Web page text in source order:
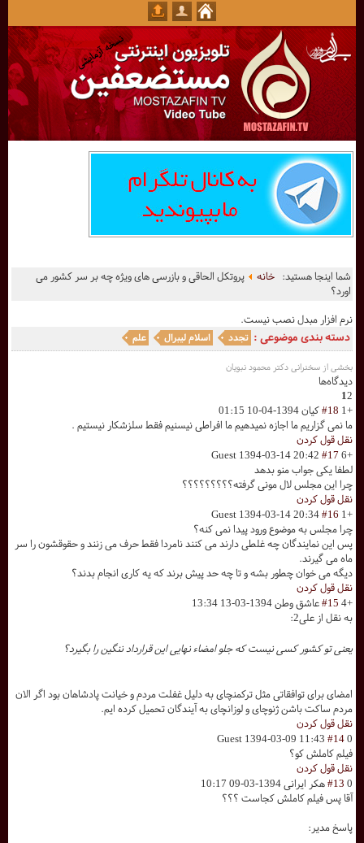
شما اینجا هستید:خانه
پروتکل الحاقی و بازرسی های ویژه چه بر سر کشور می
اورد؟
نرم افزار مبدل نصب نیست.
دسته بندی موضوعی : تجدد اسلام لیبرال علم
بخشی از سخنرانی دکتر محمود نبویان
دیدگاه‌ها
12
+1
#18کیان1394-04-10 01:15
ما نمی گزاریم ما اجازه نمیدهیم ما افراطی نیسنیم فقط سلزشکار نیستیم .
نقل قول کردن
+6
#17
Guest 1394-03-14 20:42
لطفا یکی جواب منو بدهد
چرا این مجلس لال مونی گرفته؟؟؟؟؟؟؟؟؟
نقل قول کردن
+1
#16
Guest 1394-03-14 20:34
چرا مجلس به موضوع ورود پیدا نمی کنه؟
پس این نمایندگان چه غلطی دارند می کنند نامردا فقط حرف می زنند و حقوقشون را سر
ماه می گیرند.
دیگه می خوان چطور بشه و تا چه حد پیش برند که یه کاری انجام بدند؟
نقل قول کردن
+4
#15عاشق وطن1394-03-13 13:34
به نقل از علی2:
یعنی تو کشور کسی نیست که جلو امضاء نهایی این قرارداد ننگین را بگیرد؟
امضای برای توافقاتی مثل ترکمنچای به دلیل غفلت مردم و خیانت پادشاهان بود اگر الان
مردم ساکت باشن ژنوچای و لوزانچای به آیندگان تحمیل کرده ایم.
نقل قول کردن
0
#14
Guest 1394-03-09 11:43
فیلم کاملش کو؟
نقل قول کردن
0
#13هکر ایرانی1394-03-09 10:17
آقا پس فیلم کاملش کجاست ؟؟؟
پاسخ مدیر: